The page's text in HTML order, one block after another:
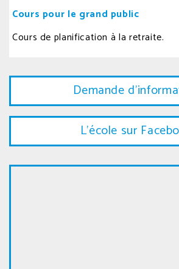
Cours pour le grand public
Cours de planification à la retraite.
Demande
L'école sur